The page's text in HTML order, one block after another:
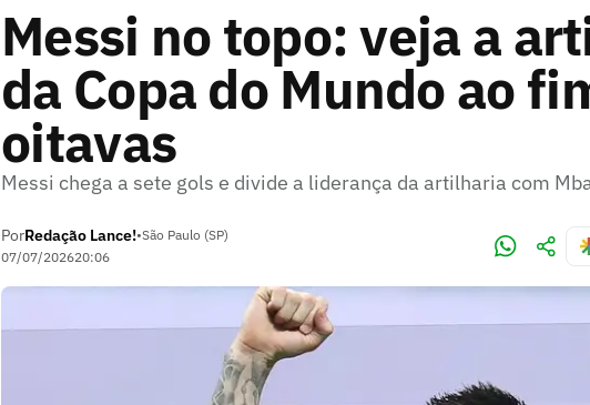
Messi no topo: veja a
da Copa do Mundo ao
oitavas
Messi chega a sete gols e divide a liderança da artilharia com
PorRedação Lance!•São Paulo (SP)
07/07/202620:06